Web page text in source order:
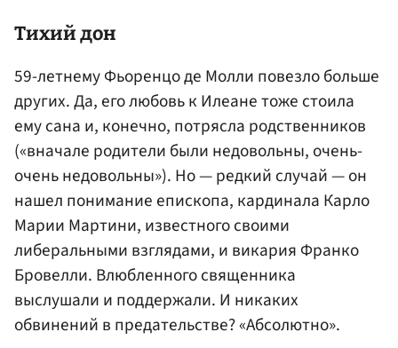
Тихий дон
59-летнему Фьоренцо де Молли повезло больше
других. Да, его любовь к Илеане тоже стоила
ему сана и, конечно, потрясла родственников
(«вначале родители были недовольны, очень-
очень недовольны»). Но — редкий случай — он
нашел понимание епископа, кардинала Карло
Марии Мартини, известного своими
либеральными взглядами, и викария Франко
Бровелли. Влюбленного священника
выслушали и поддержали. И никаких
обвинений в предательстве? «Абсолютно».